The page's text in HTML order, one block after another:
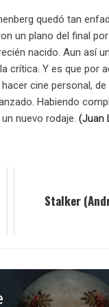
quedó tan
un plano del final
nacido. Aun así
crítica. Y es que por
cine personal, de
Habiendo
nuevo rodaje. (Juan
Stalker